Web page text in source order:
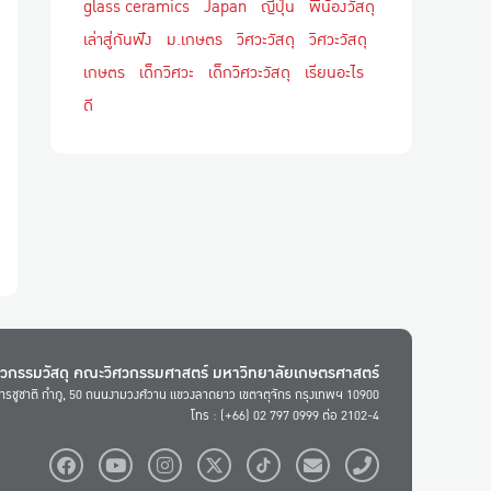
glass ceramics Japan ญี่ปุ่น พี่น้องวัสดุ
เล่าสู่กันฟัง
ม.เกษตร วิศวะวัสดุ วิศวะวัสดุ
เกษตร เด็กวิศวะ เด็กวิศวะวัสดุ
เรียนอะไร
ดี
กรรมวัสดุ คณะวิศวกรรมศาสตร์ มหาวิทยาลัยเกษตรศาสตร์
รชูชาติ กำภู, 50 ถนนงามวงศ์วาน แขวงลาดยาว เขตจตุจักร กรุงเทพฯ 10900
โทร : (+66) 02 797 0999 ต่อ 2102-4